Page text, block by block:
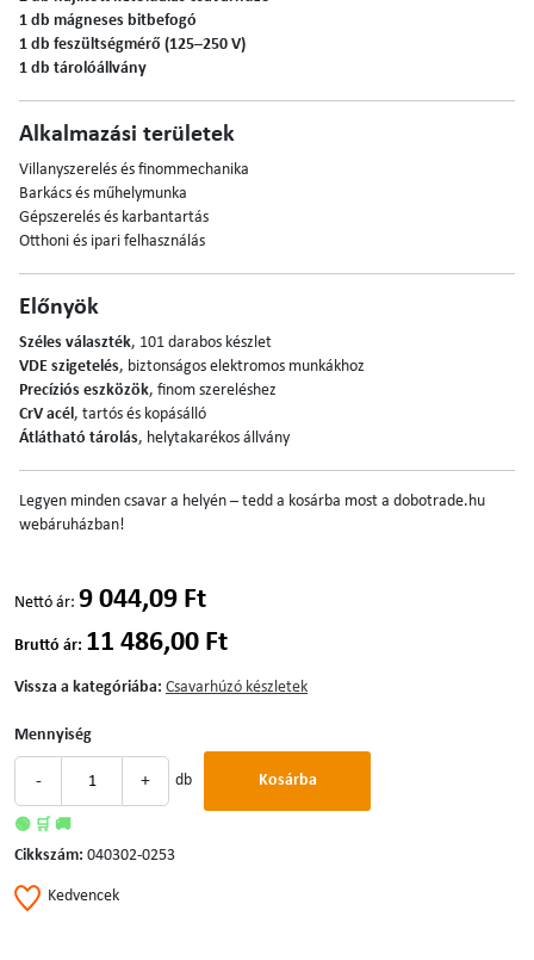
1 db mágneses bitbefogó
1 db feszültségmérő (125–250 V)
1 db tárolóállvány
Alkalmazási területek
Villanyszerelés és finommechanika
Barkács és műhelymunka
Gépszerelés és karbantartás
Otthoni és ipari felhasználás
Előnyök
Széles választék, 101 darabos készlet
VDE szigetelés, biztonságos elektromos munkákhoz
Precíziós eszközök, finom szereléshez
CrV acél , tartós és kopásálló
Átlátható tárolás, helytakarékos állvány
Legyen minden csavar a helyén – tedd a kosárba most a dobotrade.hu
webáruházban!
Nettó ár: 9 044,09 Ft
Bruttó ár: 11 486,00 Ft
Vissza a kategóriába: Csavarhúzó készletek
Mennyiség
- + db Kosárba
🟢 🛒 🚚
Cikkszám: 040302-0253
Kedvencek